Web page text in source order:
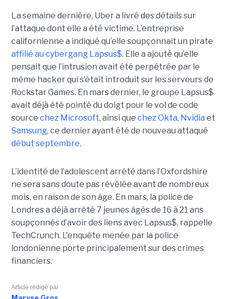
La semaine dernière, Uber a livré des détails sur
l’attaque dont elle a été victime. L’entreprise
californienne a indiqué qu’elle soupçonnait un pirate
affilié au cybergang Lapsus$. Elle a ajouté qu’elle
pensait que l’intrusion avait été perpétrée par le
même hacker qui s’était introduit sur les serveurs de
Rockstar Games. En mars dernier, le groupe Lapsus$
avait déjà été pointé du doigt pour le vol de code
source chez Microsoft, ainsi que chez Okta, Nvidia et
Samsung, ce dernier ayant été de nouveau attaqué
début septembre.
L’identité de l’adolescent arrêté dans l’Oxfordshire
ne sera sans doute pas révélée avant de nombreux
mois, en raison de son âge. En mars, la police de
Londres a déjà arrêté 7 jeunes âgés de 16 à 21 ans
soupçonnés d’avoir des liens avec Lapsus$, rappelle
TechCrunch. L'enquête menée par la police
londonienne porte principalement sur des crimes
financiers.
Article rédigé par